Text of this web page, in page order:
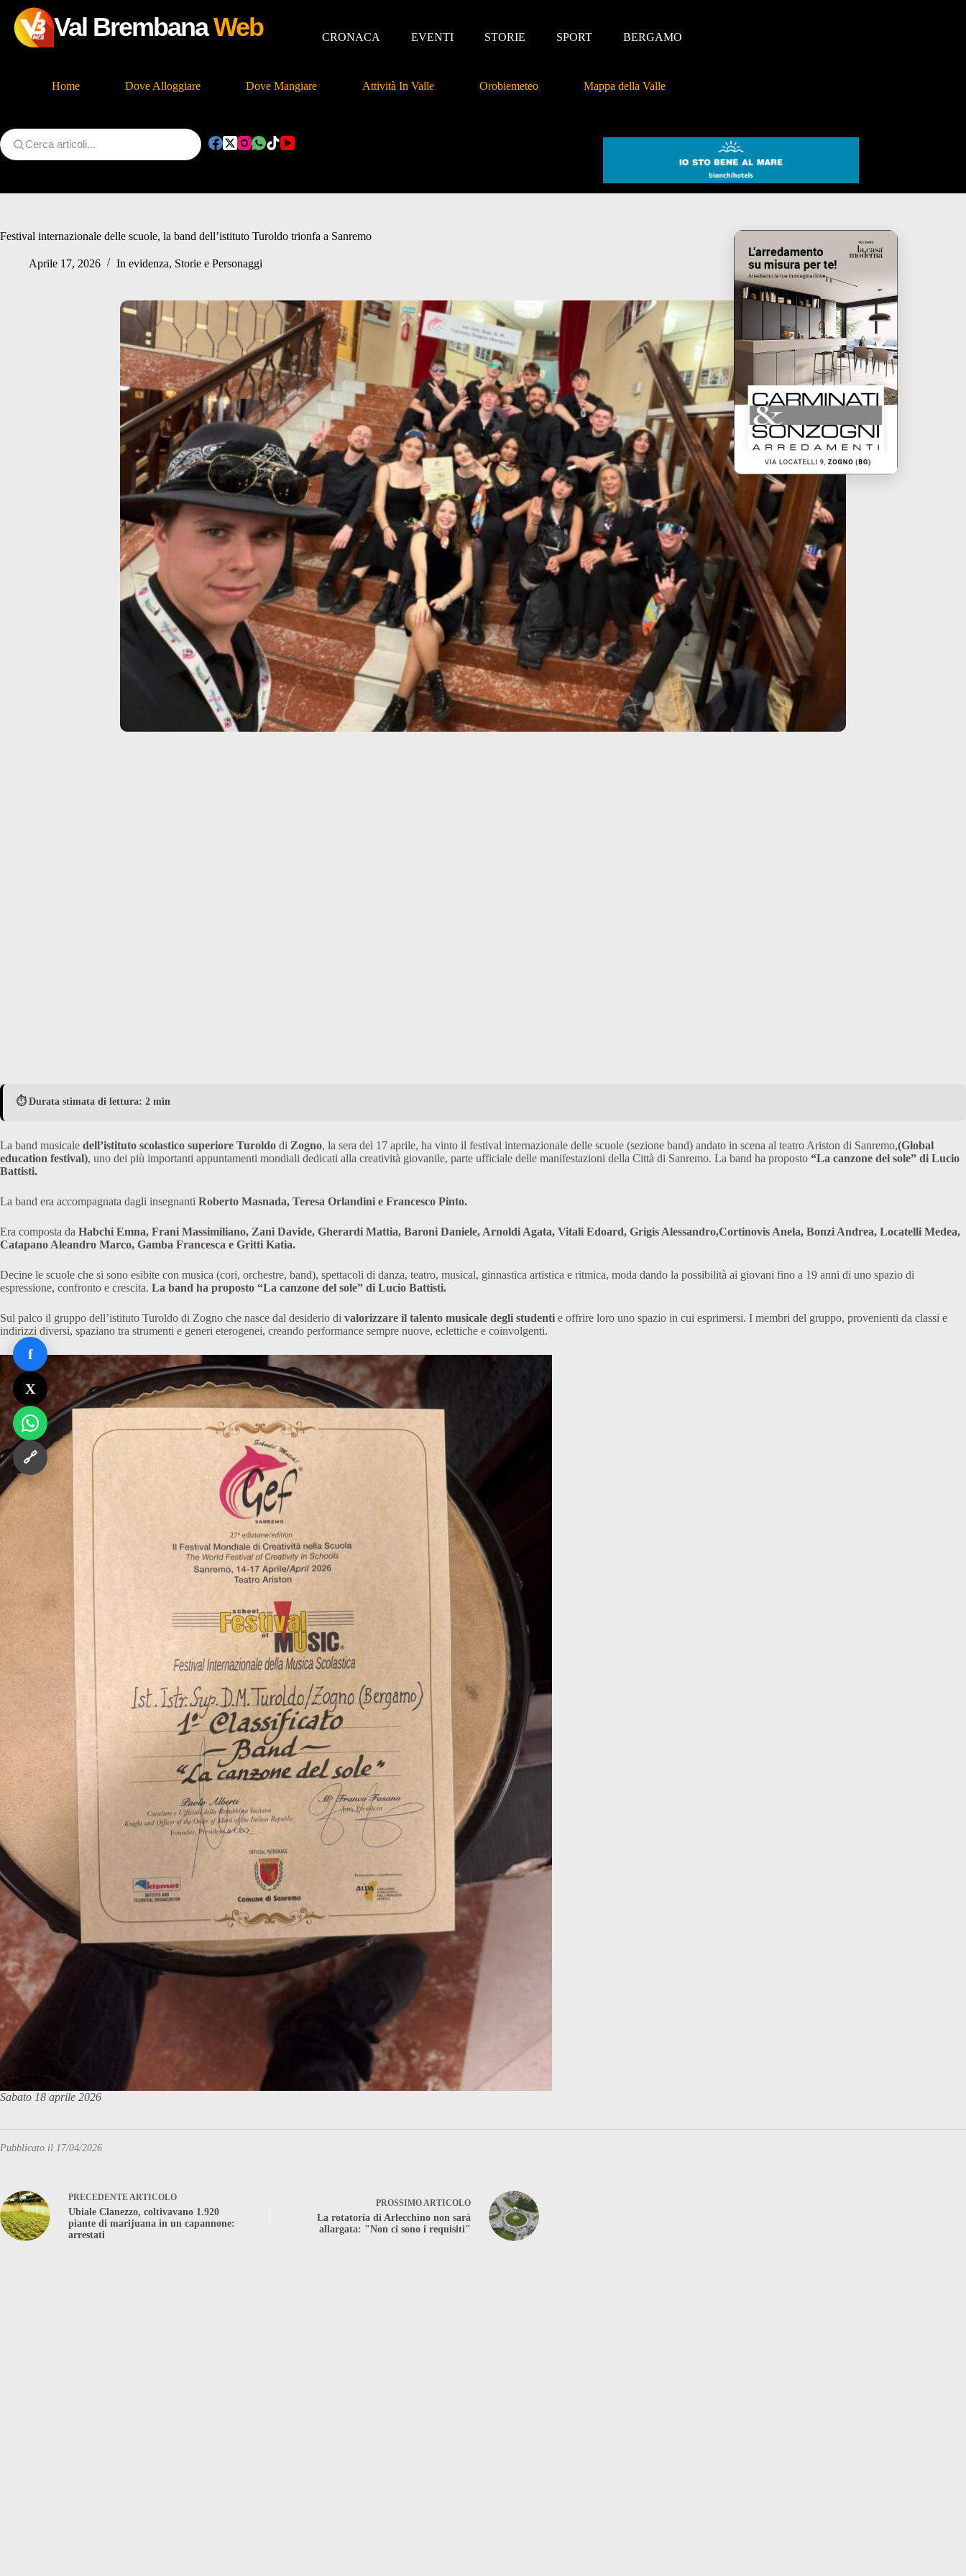
Val BrembanaWeb CRONACA EVENTI STORIE SPORT BERGAMO
Home Dove Alloggiare Dove Mangiare Attività In Valle Orobiemeteo Mappa della Valle
Festival internazionale delle scuole, la band dell’istituto Turoldo trionfa a Sanremo
Aprile 17, 2026 In evidenza, Storie e Personaggi
⏱️ Durata stimata di lettura: 2 min
La band musicale dell’istituto scolastico superiore Turoldo di Zogno, la sera del 17 aprile, ha vinto il festival internazionale delle scuole (sezione band) andato in scena al teatro Ariston di Sanremo,(Global
education festival), uno dei più importanti appuntamenti mondiali dedicati alla creatività giovanile, parte ufficiale delle manifestazioni della Città di Sanremo. La band ha proposto “La canzone del sole” di Lucio
Battisti.
La band era accompagnata dagli insegnanti Roberto Masnada, Teresa Orlandini e Francesco Pinto.
Era composta da Habchi Emna, Frani Massimiliano, Zani Davide, Gherardi Mattia, Baroni Daniele, Arnoldi Agata, Vitali Edoard, Grigis Alessandro,Cortinovis Anela, Bonzi Andrea, Locatelli Medea,
Catapano Aleandro Marco, Gamba Francesca e Gritti Katia.
Decine le scuole che si sono esibite con musica (cori, orchestre, band), spettacoli di danza, teatro, musical, ginnastica artistica e ritmica, moda dando la possibilità ai giovani fino a 19 anni di uno spazio di
espressione, confronto e crescita. La band ha proposto “La canzone del sole” di Lucio Battisti.
Sul palco il gruppo dell’istituto Turoldo di Zogno che nasce dal desiderio di valorizzare il talento musicale degli studenti e offrire loro uno spazio in cui esprimersi. I membri del gruppo, provenienti da classi e
indirizzi diversi, spaziano tra strumenti e generi eterogenei, creando performance sempre nuove, eclettiche e coinvolgenti.
Sabato 18 aprile 2026
Pubblicato il 17/04/2026
f
X
🔗
PRECEDENTEARTICOLO
Ubiale Clanezzo, coltivavano 1.920
piante di marijuana in un capannone:
arrestati
PROSSIMOARTICOLO
La rotatoria di Arlecchino non sarà
allargata: "Non ci sono i requisiti"